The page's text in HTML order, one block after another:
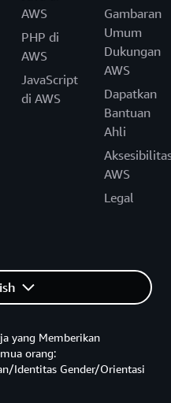
AWS
PHP di
AWS
JavaScript
di AWS
Gambaran
Umum
Dukungan
AWS
Dapatkan
Bantuan
Ahli
AWS
Legal
yang Memberikan
orang:
Identitas Gender/Orientasi